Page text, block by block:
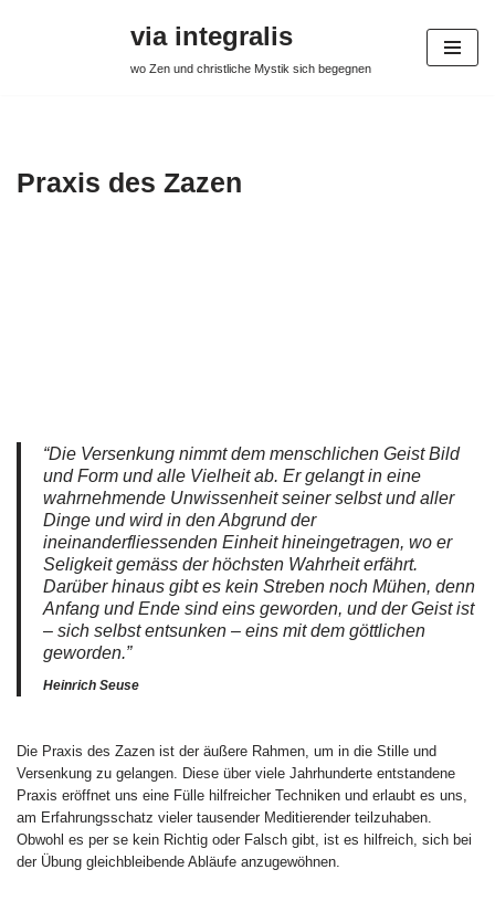
via integralis
wo Zen und christliche Mystik sich begegnen
Praxis des Zazen
“Die Versenkung nimmt dem menschlichen Geist Bild
und Form und alle Vielheit ab. Er gelangt in eine
wahrnehmende Unwissenheit seiner selbst und aller
Dinge und wird in den Abgrund der
ineinanderfliessenden Einheit hineingetragen, wo er
Seligkeit gemäss der höchsten Wahrheit erfährt.
Darüber hinaus gibt es kein Streben noch Mühen, denn
Anfang und Ende sind eins geworden, und der Geist ist
– sich selbst entsunken – eins mit dem göttlichen
geworden.”
Heinrich Seuse
Die Praxis des Zazen ist der äußere Rahmen, um in die Stille und
Versenkung zu gelangen. Diese über viele Jahrhunderte entstandene
Praxis eröffnet uns eine Fülle hilfreicher Techniken und erlaubt es uns,
am Erfahrungsschatz vieler tausender Meditierender teilzuhaben.
Obwohl es per se kein Richtig oder Falsch gibt, ist es hilfreich, sich bei
der Übung gleichbleibende Abläufe anzugewöhnen.